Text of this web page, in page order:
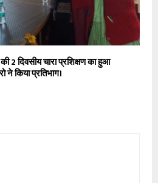
2 दिवसीय चारा प्रशिक्षण का हुआ
ने किया प्रतिभाग।